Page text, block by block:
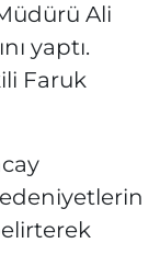
Ali
yaptı.
Faruk